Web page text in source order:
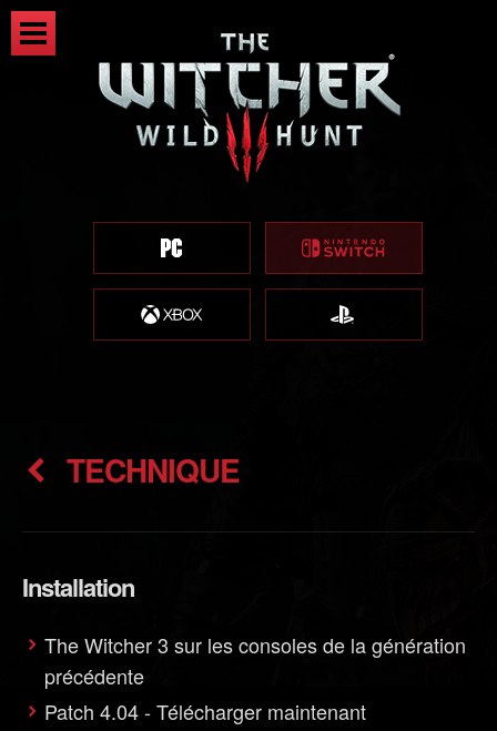
TECHNIQUE
Installation
The Witcher 3 sur les consoles de la génération
précédente
Patch 4.04 - Télécharger maintenant